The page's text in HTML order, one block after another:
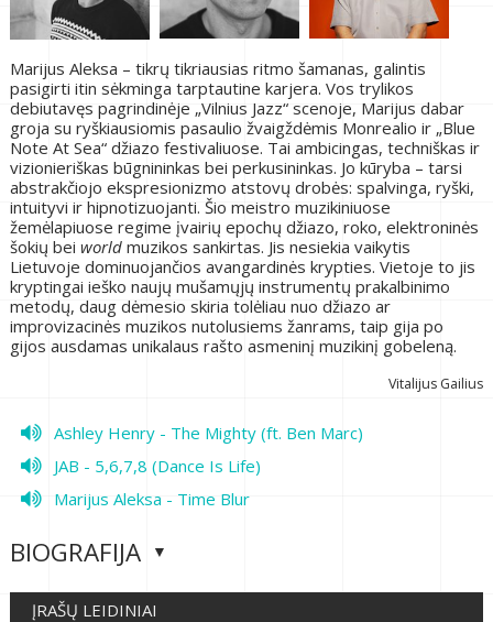
Marijus Aleksa – tikrų tikriausias ritmo šamanas, galintis
pasigirti itin sėkminga tarptautine karjera. Vos trylikos
debiutavęs pagrindinėje „Vilnius Jazz“ scenoje, Marijus dabar
groja su ryškiausiomis pasaulio žvaigždėmis Monrealio ir „Blue
Note At Sea“ džiazo festivaliuose. Tai ambicingas, techniškas ir
vizionieriškas būgnininkas bei perkusininkas. Jo kūryba – tarsi
abstrakčiojo ekspresionizmo atstovų drobės: spalvinga, ryški,
intuityvi ir hipnotizuojanti. Šio meistro muzikiniuose
žemėlapiuose regime įvairių epochų džiazo, roko, elektroninės
šokių bei worldmuzikos sankirtas. Jis nesiekia vaikytis
Lietuvoje dominuojančios avangardinės krypties. Vietoje to jis
kryptingai ieško naujų mušamųjų instrumentų prakalbinimo
metodų, daug dėmesio skiria tolėliau nuo džiazo ar
improvizacinės muzikos nutolusiems žanrams, taip gija po
gijos ausdamas unikalaus rašto asmeninį muzikinį gobeleną.
Vitalijus Gailius
Ashley Henry - The Mighty (ft. Ben Marc)
JAB - 5,6,7,8 (Dance Is Life)
Marijus Aleksa - Time Blur
BIOGRAFIJA
ĮRAŠŲ LEIDINIAI